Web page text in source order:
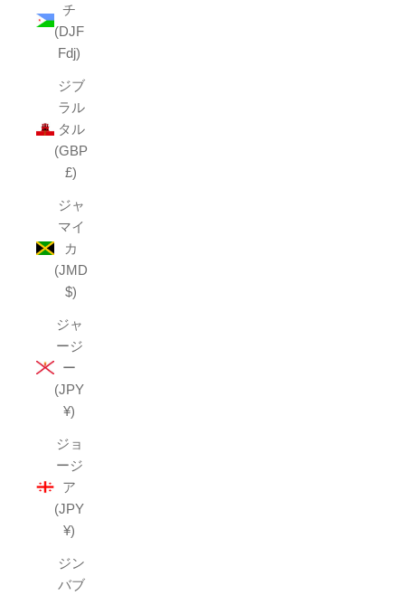
チ
(DJF
Fdj)
ジブ
ラル
タル
(GBP
£)
ジャ
マイ
カ
(JMD
$)
ジャ
ージ
ー
(JPY
¥)
ジョ
ージ
ア
(JPY
¥)
ジン
バブ